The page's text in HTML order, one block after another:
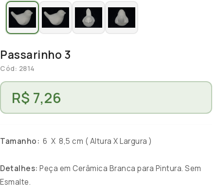
Passarinho 3
Cód: 2814
R$ 7,26
Tamanho: 6 X 8,5 cm ( Altura X Largura )
Detalhes: Peça em Cerâmica Branca para Pintura. Sem
Esmalte.